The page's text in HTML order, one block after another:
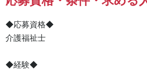
◆応募資格◆
介護福祉士
◆経験◆